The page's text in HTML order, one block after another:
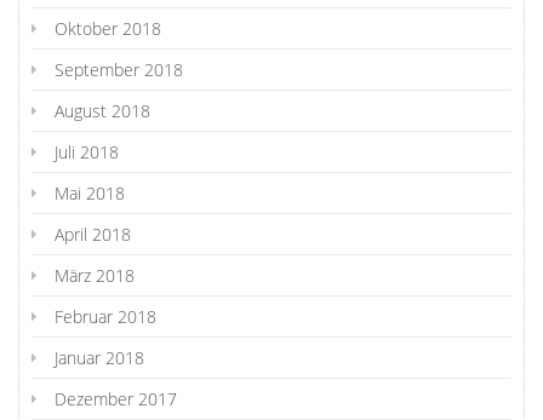
Oktober 2018
September 2018
August 2018
Juli 2018
Mai 2018
April 2018
März 2018
Februar 2018
Januar 2018
Dezember 2017